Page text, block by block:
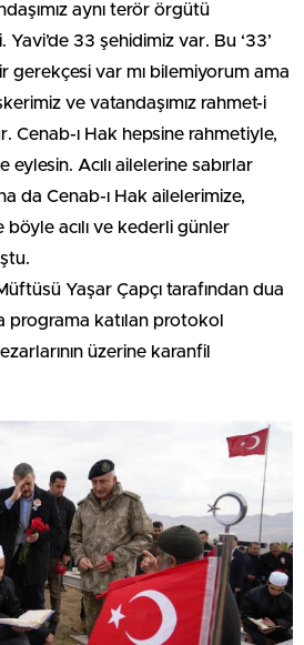
aynı terör örgütü
33 şehidimiz var. Bu ‘33’
gerekçesi var mı bilemiyorum ama
ve vatandaşımız rahmet-i
Cenab-ı Hak hepsine rahmetiyle,
Acılı ailelerine sabırlar
da Cenab-ı Hak ailelerimize,
acılı ve kederli günler
Yaşar Çapçı tarafından dua
programa katılan protokol
üzerine karanfil